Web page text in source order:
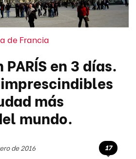
de Francia
PARÍS en 3 días.
más
mundo.
de 2016 17